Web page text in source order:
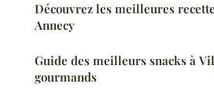
Découvrez les meilleures
Annecy
Guide des meilleurs snacks à
gourmands